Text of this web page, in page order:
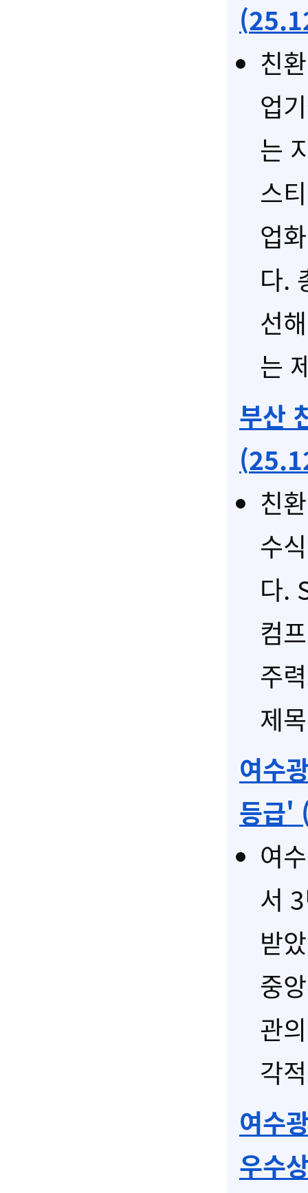
(
친
업
는
스
업
다.
선
는
부산
(
친
수
다.
컴
주
제
여수
등급'
여
서
받
중
관
각
여수
우수